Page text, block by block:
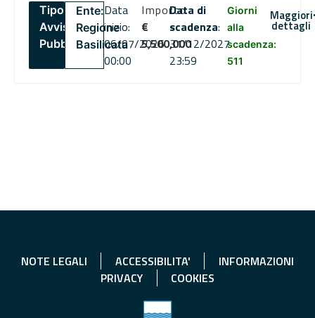
Tipo:
Avviso
Pubblico
Ente:
Regione
Basilicata
Data
inizio:
06/07/2026
00:00
Importo
€
5,500,000
Data di
scadenza:
31/12/2027
23:59
Giorni
alla
scadenza:
511
Maggiori
dettagli
NOTE LEGALI ACCESSIBILITA'
INFORMAZIONI
PRIVACY
COOKIES